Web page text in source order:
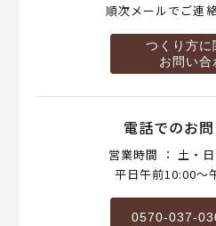
順次メールでご連
つくり方に
お問い合
電話でのお
営業時間 ： 土・
平日午前10:00～
0570-037-